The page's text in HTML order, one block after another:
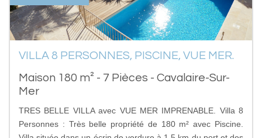
VILLA 8 PERSONNES, PISCINE, VUE MER.
Maison 180 m² - 7 Pièces - Cavalaire-Sur-
Mer
TRES BELLE VILLA avec VUE MER IMPRENABLE. Villa 8
Personnes : Très belle propriété de 180 m² avec Piscine.